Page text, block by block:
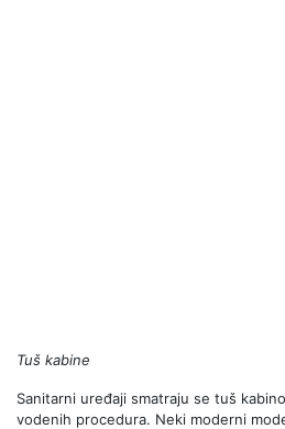
Tuš kabine
Sanitarni uređaji smatraju se tuš
vodenih procedura. Neki moderni